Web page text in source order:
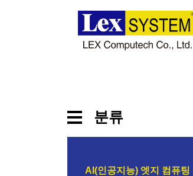
분류
AI(인공지능) 엣지 컴퓨팅